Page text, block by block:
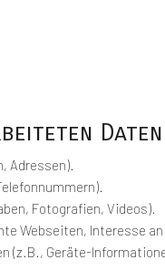
Adressen).
Fotografien, Videos).
Webseiten, Interesse
(z.B., Geräte-